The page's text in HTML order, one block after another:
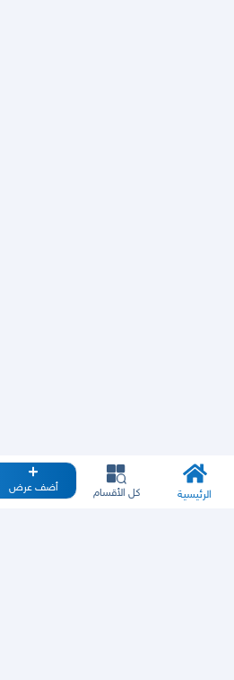
الرئيسية كل الأقسام أضف عرض